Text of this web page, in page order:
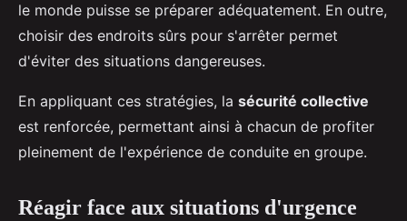
le monde puisse se préparer adéquatement. En outre,
choisir des endroits sûrs pour s'arrêter permet
d'éviter des situations dangereuses.
En appliquant ces stratégies, la sécurité collective
est renforcée, permettant ainsi à chacun de profiter
pleinement de l'expérience de conduite en groupe.
Réagir face aux situations d'urgence